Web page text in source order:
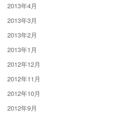
2013年4月
2013年3月
2013年2月
2013年1月
2012年12月
2012年11月
2012年10月
2012年9月